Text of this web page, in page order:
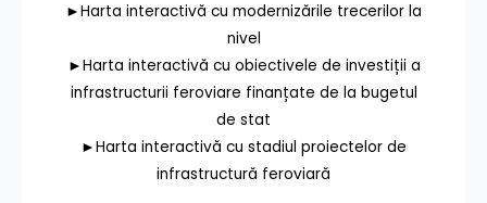
►Harta interactivă cu modernizările trecerilor la
nivel
►Harta interactivă cu obiectivele de investiții a
infrastructurii feroviare finanțate de la bugetul
de stat
►Harta interactivă cu stadiul proiectelor de
infrastructură feroviară